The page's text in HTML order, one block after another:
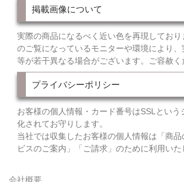
掲載画像について
実際の商品になるべく近い色を再現しており
のご覧になっているモニターや環境により
等が若干異なる場合がございます。ご容赦く
プライバシーポリシー
お客様の個人情報・カード番号はSSLという
化されてお守りします。
当社では収集したお客様の個人情報は「商
ビスのご案内」「ご請求」のために利用いた
会社概要